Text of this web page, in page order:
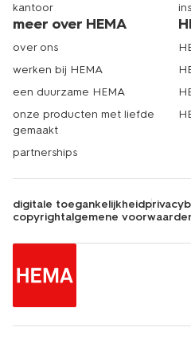
kantoor
meer over HEMA
over ons
werken bij HEMA
een duurzame HEMA
onze producten met liefde
gemaakt
partnerships
digitale toegankelijkheid
copyrightalgemene